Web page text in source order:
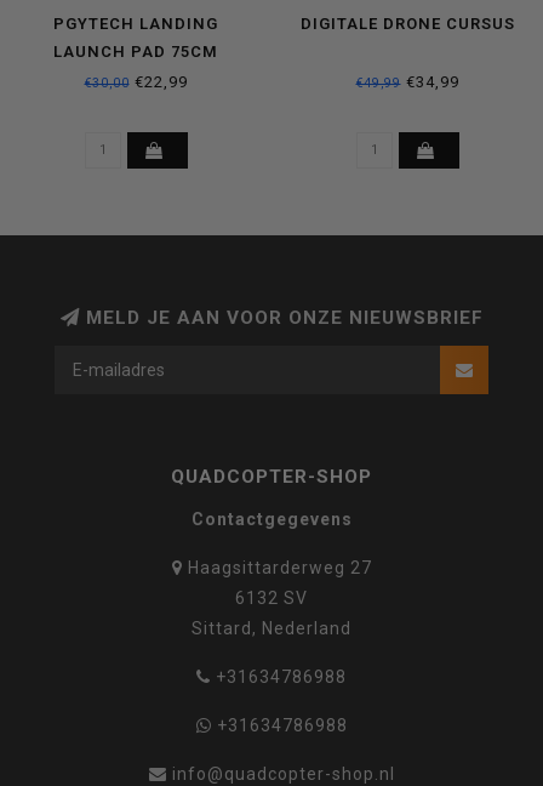
PGYTECH LANDING
LAUNCH PAD 75CM
€30,00€22,99
DIGITALE DRONE CURSUS
€49,99€34,99
MELD JE AAN VOOR ONZE NIEUWSBRIEF
QUADCOPTER-SHOP
Contactgegevens
Haagsittarderweg 27
6132 SV
Sittard, Nederland
+31634786988
+31634786988
info@quadcopter-shop.nl